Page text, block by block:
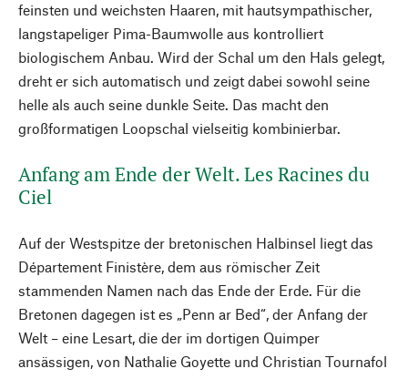
feinsten und weichsten Haaren, mit hautsympathischer,
langstapeliger Pima-Baumwolle aus kontrolliert
biologischem Anbau. Wird der Schal um den Hals gelegt,
dreht er sich automatisch und zeigt dabei sowohl seine
helle als auch seine dunkle Seite. Das macht den
großformatigen Loopschal vielseitig kombinierbar.
Anfang am Ende der Welt. Les Racines du
Ciel
Auf der Westspitze der bretonischen Halbinsel liegt das
Département Finistère, dem aus römischer Zeit
stammenden Namen nach das Ende der Erde. Für die
Bretonen dagegen ist es „Penn ar Bed“, der Anfang der
Welt – eine Lesart, die der im dortigen Quimper
ansässigen, von Nathalie Goyette und Christian Tournafol